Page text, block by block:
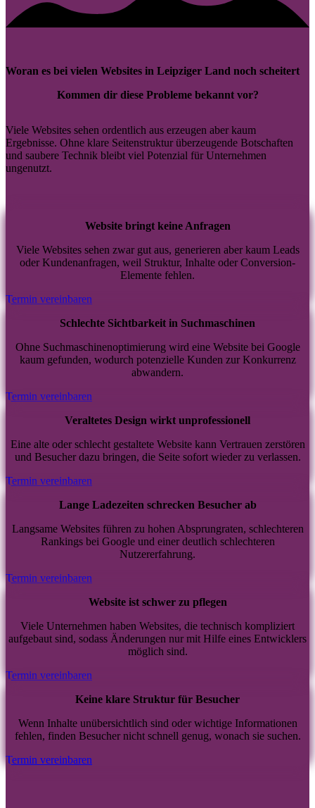
Woran es bei vielen Websites in Leipziger Land noch scheitert
Kommen dir diese Probleme bekannt vor?
Viele Websites sehen ordentlich aus erzeugen aber kaum
Ergebnisse. Ohne klare Seitenstruktur überzeugende Botschaften
und saubere Technik bleibt viel Potenzial für Unternehmen
ungenutzt.
Website bringt keine Anfragen
Viele Websites sehen zwar gut aus, generieren aber kaum Leads
oder Kundenanfragen, weil Struktur, Inhalte oder Conversion-
Elemente fehlen.
Termin vereinbaren
Schlechte Sichtbarkeit in Suchmaschinen
Ohne Suchmaschinenoptimierung wird eine Website bei Google
kaum gefunden, wodurch potenzielle Kunden zur Konkurrenz
abwandern.
Termin vereinbaren
Veraltetes Design wirkt unprofessionell
Eine alte oder schlecht gestaltete Website kann Vertrauen zerstören
und Besucher dazu bringen, die Seite sofort wieder zu verlassen.
Termin vereinbaren
Lange Ladezeiten schrecken Besucher ab
Langsame Websites führen zu hohen Absprungraten, schlechteren
Rankings bei Google und einer deutlich schlechteren
Nutzererfahrung.
Termin vereinbaren
Website ist schwer zu pflegen
Viele Unternehmen haben Websites, die technisch kompliziert
aufgebaut sind, sodass Änderungen nur mit Hilfe eines Entwicklers
möglich sind.
Termin vereinbaren
Keine klare Struktur für Besucher
Wenn Inhalte unübersichtlich sind oder wichtige Informationen
fehlen, finden Besucher nicht schnell genug, wonach sie suchen.
Termin vereinbaren